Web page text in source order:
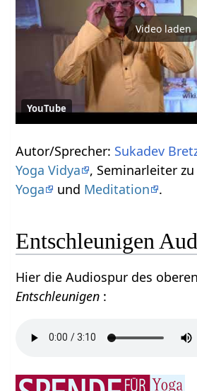
Video laden
YouTube
Autor/Sprecher: Sukadev
Yoga Vidya
, Seminarleiter
Yoga
und Meditation .
Entschleunigen
Hier die Audiospur des
Entschleunigen :